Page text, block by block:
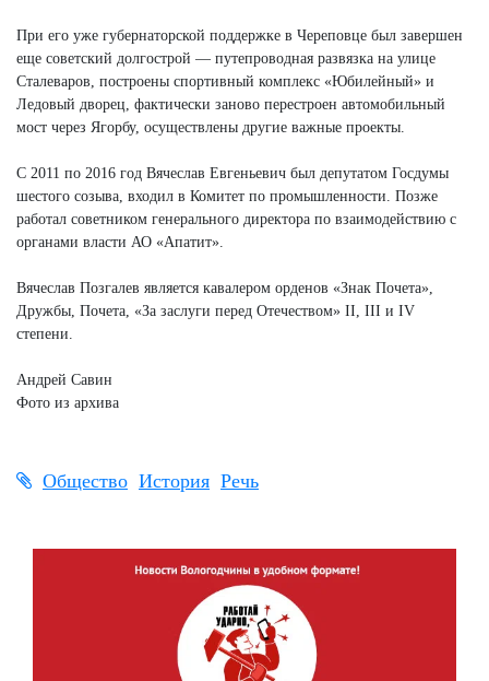
При его уже губернаторской поддержке в Череповце был завершен
еще советский долгострой — путепроводная развязка на улице
Сталеваров, построены спортивный комплекс «Юбилейный» и
Ледовый дворец, фактически заново перестроен автомобильный
мост через Ягорбу, осуществлены другие важные проекты.
С 2011 по 2016 год Вячеслав Евгеньевич был депутатом Госдумы
шестого созыва, входил в Комитет по промышленности. Позже
работал советником генерального директора по взаимодействию с
органами власти АО «Апатит».
Вячеслав Позгалев является кавалером орденов «Знак Почета»,
Дружбы, Почета, «За заслуги перед Отечеством» II, III и IV
степени.
Андрей Савин
Фото из архива
Общество История Речь